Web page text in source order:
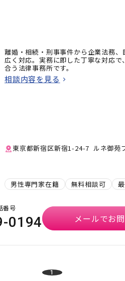
離婚・相続・刑事事件から企業法務
広く対応。実務に即した丁寧な対応
合う法律事務所です。
相談内容を見る
東京都新宿区新宿1-24-7 ルネ御苑
男性専門家在籍 無料相談可
番号
0194 メールでお
1